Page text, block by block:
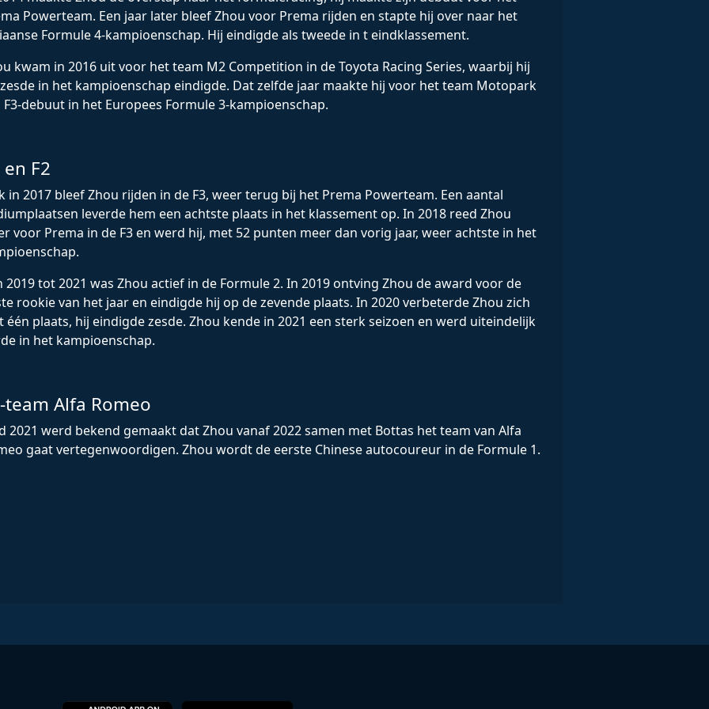
Powerteam. Een jaar later bleef Zhou voor Prema rijden en stapte hij over naar het
Formule 4-kampioenschap. Hij eindigde als tweede in t eindklassement.
kwam in 2016 uit voor het team M2 Competition in de Toyota Racing Series, waarbij hij
in het kampioenschap eindigde. Dat zelfde jaar maakte hij voor het team Motopark
F3-debuut in het Europees Formule 3-kampioenschap.
en F2
in 2017 bleef Zhou rijden in de F3, weer terug bij het Prema Powerteam. Een aantal
leverde hem een achtste plaats in het klassement op. In 2018 reed Zhou
voor Prema in de F3 en werd hij, met 52 punten meer dan vorig jaar, weer achtste in het
2019 tot 2021 was Zhou actief in de Formule 2. In 2019 ontving Zhou de award voor de
rookie van het jaar en eindigde hij op de zevende plaats. In 2020 verbeterde Zhou zich
één plaats, hij eindigde zesde. Zhou kende in 2021 een sterk seizoen en werd uiteindelijk
in het kampioenschap.
team Alfa Romeo
2021 werd bekend gemaakt dat Zhou vanaf 2022 samen met Bottas het team van Alfa
gaat vertegenwoordigen. Zhou wordt de eerste Chinese autocoureur in de Formule 1.